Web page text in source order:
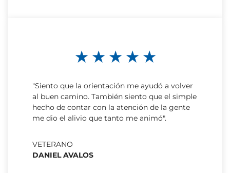
★ ★ ★ ★ ★
"Siento que la orientación me ayudó a volver
al buen camino. También siento que el simple
hecho de contar con la atención de la gente
me dio el alivio que tanto me animó".
VETERANO
DANIEL AVALOS